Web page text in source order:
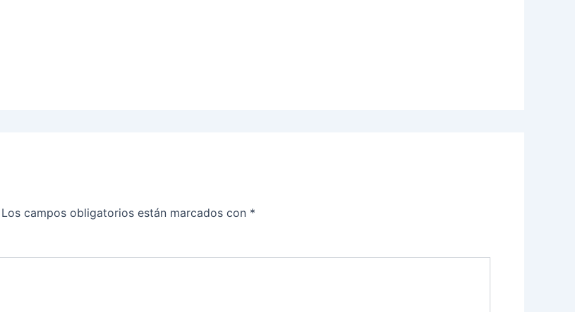
Los campos obligatorios están marcados con *